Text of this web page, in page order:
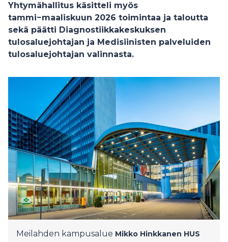
Yhtymähallitus käsitteli myös
tammi−maaliskuun 2026 toimintaa ja taloutta
sekä päätti Diagnostiikkakeskuksen
tulosaluejohtajan ja Medisiinisten palveluiden
tulosaluejohtajan valinnasta.
Meilahden kampusalue Mikko Hinkkanen HUS